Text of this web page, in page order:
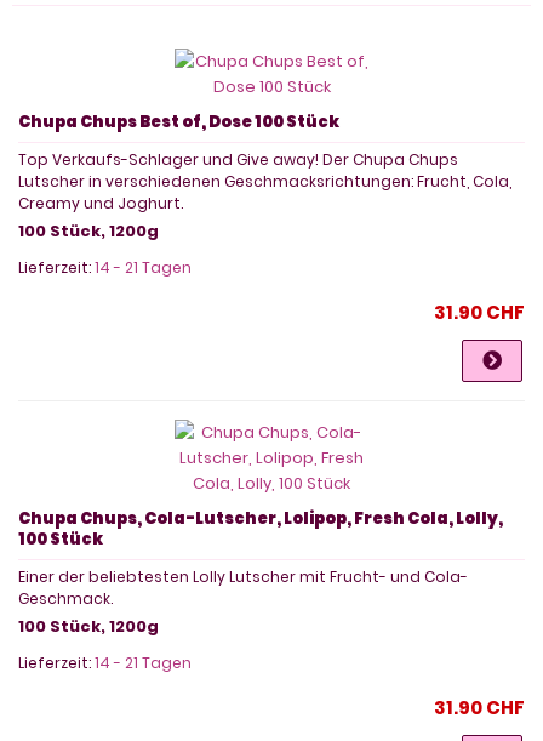
Chupa Chups Best of, Dose 100 Stück
Top Verkaufs-Schlager und Give away! Der Chupa Chups
Lutscher in verschiedenen Geschmacksrichtungen: Frucht, Cola,
Creamy und Joghurt.
100 Stück, 1200g
Lieferzeit:14 - 21 Tagen
31.90 CHF
Chupa Chups, Cola-Lutscher, Lolipop, Fresh Cola, Lolly,
100 Stück
Einer der beliebtesten Lolly Lutscher mit Frucht- und Cola-
Geschmack.
100 Stück, 1200g
Lieferzeit:14 - 21 Tagen
31.90 CHF